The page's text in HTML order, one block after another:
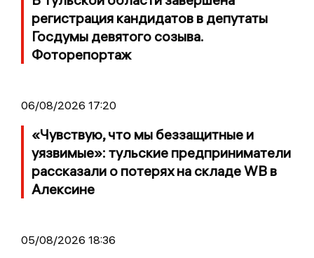
регистрация кандидатов в депутаты
Госдумы девятого созыва.
Фоторепортаж
06/08/2026 17:20
«Чувствую, что мы беззащитные и
уязвимые»: тульские предприниматели
рассказали о потерях на складе WB в
Алексине
05/08/2026 18:36